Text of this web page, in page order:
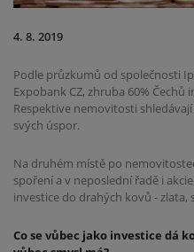
4. 8. 2019
Podle průzkumů od společnosti
Expobank CZ, zhruba 60% Čechů
Respektive nemovitosti
svých úspor.
Na druhém místě po
spoření a v neposlední řadě i akcie,
investice do drahých kovů - zlata,
Co se vůbec jako investice dá